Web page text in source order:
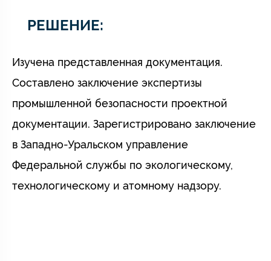
РЕШЕНИЕ:
Изучена представленная документация.
Составлено заключение экспертизы
промышленной безопасности проектной
документации. Зарегистрировано заключение
в Западно-Уральском управление
Федеральной службы по экологическому,
технологическому и атомному надзору.